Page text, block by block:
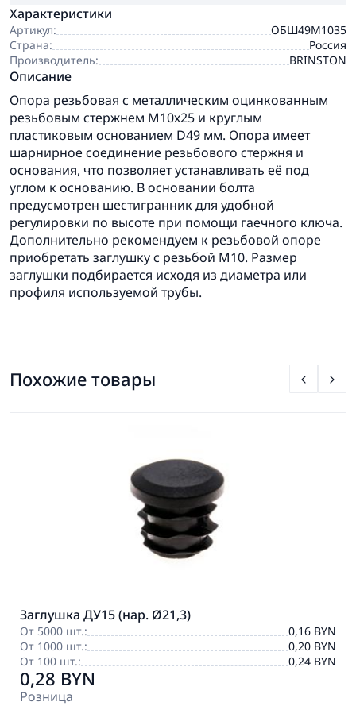
Характеристики
Артикул:
ОБШ49М1035
Страна:
Россия
Производитель:
BRINSTON
Описание
Опора резьбовая с металлическим оцинкованным
резьбовым стержнем М10х25 и круглым
пластиковым основанием D49 мм. Опора имеет
шарнирное соединение резьбового стержня и
основания, что позволяет устанавливать её под
углом к основанию. В основании болта
предусмотрен шестигранник для удобной
регулировки по высоте при помощи гаечного ключа.
Дополнительно рекомендуем к резьбовой опоре
приобретать заглушку с резьбой М10. Размер
заглушки подбирается исходя из диаметра или
профиля используемой трубы.
Похожие товары
Заглушка ДУ15 (нар. Ø21,3)
От 5000 шт.:
0,16 BYN
От 1000 шт.:
0,20 BYN
От 100 шт.:
0,24 BYN
0,28 BYN
Розница